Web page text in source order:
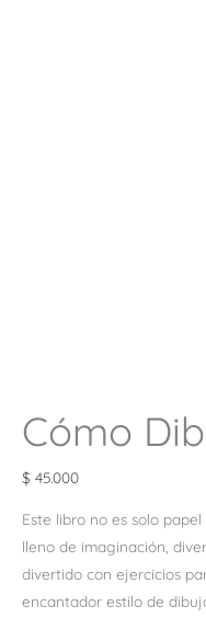
Cómo
$ 45.000
Este libro no es solo
lleno de imaginación,
divertido con ejercicios
encantador estilo de